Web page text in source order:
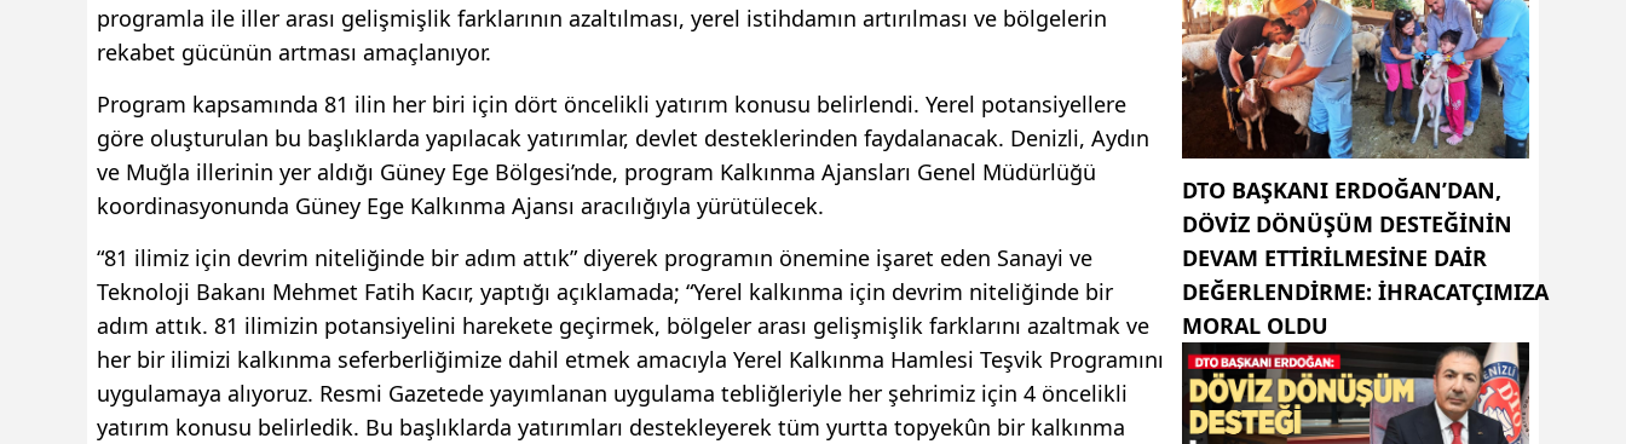
programla ile iller arası gelişmişlik farklarının azaltılması, yerel istihdamın artırılması ve bölgelerin
rekabet gücünün artması amaçlanıyor.
Program kapsamında 81 ilin her biri için dört öncelikli yatırım konusu belirlendi. Yerel potansiyellere
göre oluşturulan bu başlıklarda yapılacak yatırımlar, devlet desteklerinden faydalanacak. Denizli, Aydın
ve Muğla illerinin yer aldığı Güney Ege Bölgesi’nde, program Kalkınma Ajansları Genel Müdürlüğü
koordinasyonunda Güney Ege Kalkınma Ajansı aracılığıyla yürütülecek.
“81 ilimiz için devrim niteliğinde bir adım attık” diyerek programın önemine işaret eden Sanayi ve
Teknoloji Bakanı Mehmet Fatih Kacır, yaptığı açıklamada; “Yerel kalkınma için devrim niteliğinde bir
adım attık. 81 ilimizin potansiyelini harekete geçirmek, bölgeler arası gelişmişlik farklarını azaltmak ve
her bir ilimizi kalkınma seferberliğimize dahil etmek amacıyla Yerel Kalkınma Hamlesi Teşvik Programını
uygulamaya alıyoruz. Resmi Gazetede yayımlanan uygulama tebliğleriyle her şehrimiz için 4 öncelikli
yatırım konusu belirledik. Bu başlıklarda yatırımları destekleyerek tüm yurtta topyekûn bir kalkınma
DTO BAŞKANI ERDOĞAN’DAN,
DÖVIZ DÖNÜŞÜM DESTEĞININ
DEVAM ETTIRILMESINE DAIR
DEĞERLENDIRME: İHRACATÇIMIZA
MORAL OLDU